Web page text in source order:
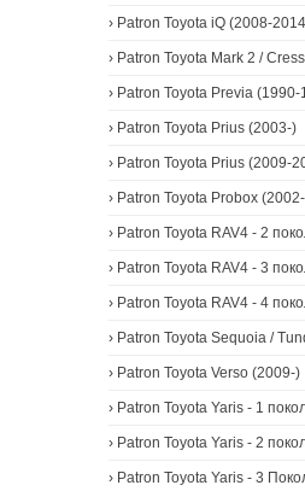
› Patron Toyota iQ (2008-
› Patron Toyota Mark 2 /
› Patron Toyota Previa
› Patron Toyota Prius (2003-)
› Patron Toyota Prius (2009-
› Patron Toyota Probox
› Patron Toyota RAV4 - 2
› Patron Toyota RAV4 - 3
› Patron Toyota RAV4 - 4
› Patron Toyota Sequoia /
› Patron Toyota Verso (2009-)
› Patron Toyota Yaris - 1
› Patron Toyota Yaris - 2
› Patron Toyota Yaris - 3